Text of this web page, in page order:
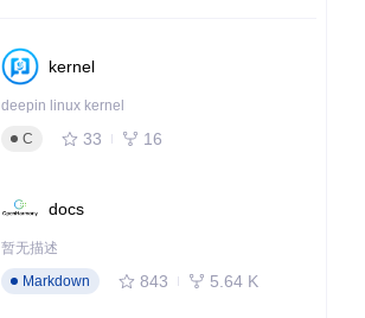
kernel
deepin linux kernel
C
33 16
docs
暂无描述
Markdown
843 5.64 K